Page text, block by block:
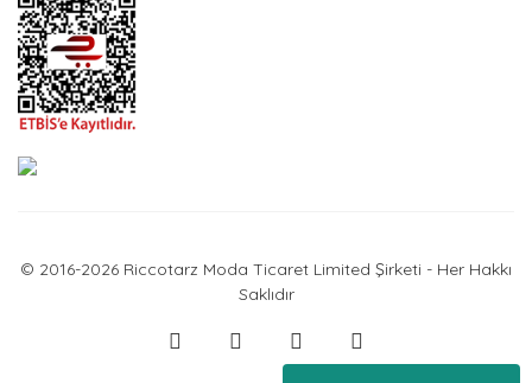
© 2016-2026 Riccotarz Moda Ticaret Limited Şirketi - Her Hakkı
Saklıdır